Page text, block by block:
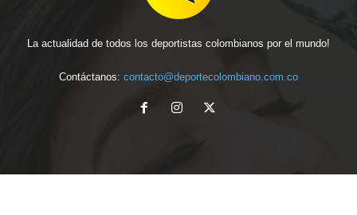
La actualidad de todos los deportistas colombianos por el mundo!
Contáctanos: contacto@deportecolombiano.com.co